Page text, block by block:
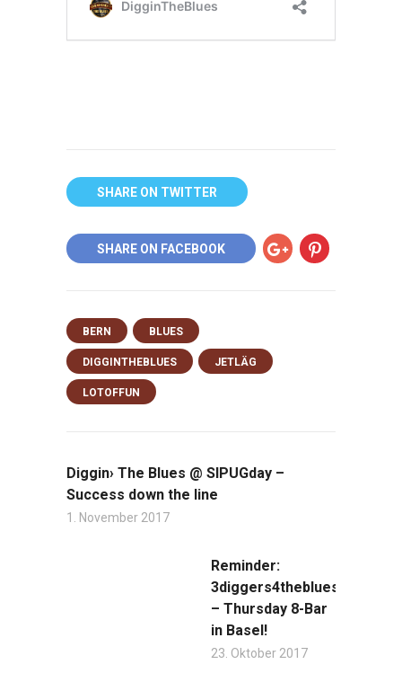
SHARE ON TWITTER
SHARE ON FACEBOOK
BERN BLUES
DIGGINTHEBLUES JETLÄG
LOTOFFUN
Diggin› The Blues @ SIPUGday –
Success down the line
1. November 2017
Reminder:
3diggers4theblues
– Thursday 8-Bar
in Basel!
23. Oktober 2017